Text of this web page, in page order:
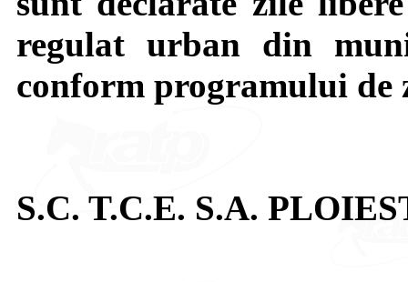
regulat urban din
conform programului de
S.C. T.C.E. S.A.